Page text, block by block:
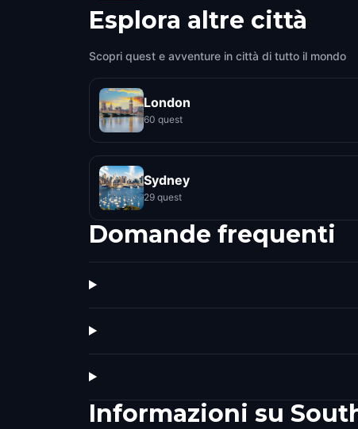
Esplora altre città
Scopri quest e avventure in città di tutto il mondo
London
60 quest
Sydney
29 quest
Domande frequenti
Informazioni su